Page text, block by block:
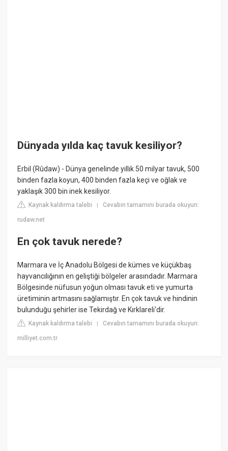
Dünyada yılda kaç tavuk kesiliyor?
Erbil (Rûdaw) - Dünya genelinde yıllık 50 milyar tavuk, 500
binden fazla koyun, 400 binden fazla keçi ve oğlak ve
yaklaşık 300 bin inek kesiliyor.
Kaynak kaldırma talebi |Cevabın tamamını burada okuyun:
rudaw.net
En çok tavuk nerede?
Marmara ve İç Anadolu Bölgesi de kümes ve küçükbaş
hayvancılığının en geliştiği bölgeler arasındadır. Marmara
Bölgesinde nüfusun yoğun olması tavuk eti ve yumurta
üretiminin artmasını sağlamıştır. En çok tavuk ve hindinin
bulunduğu şehirler ise Tekirdağ ve Kırklareli'dir.
Kaynak kaldırma talebi |Cevabın tamamını burada okuyun:
milliyet.com.tr